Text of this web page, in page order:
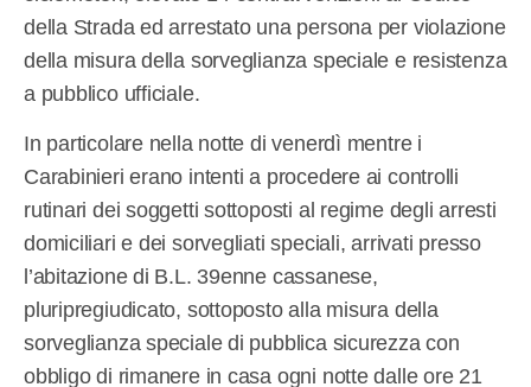
della Strada ed arrestato una persona per violazione
della misura della sorveglianza speciale e resistenza
a pubblico ufficiale.
In particolare nella notte di venerdì mentre i
Carabinieri erano intenti a procedere ai controlli
rutinari dei soggetti sottoposti al regime degli arresti
domiciliari e dei sorvegliati speciali, arrivati presso
l’abitazione di B.L. 39enne cassanese,
pluripregiudicato, sottoposto alla misura della
sorveglianza speciale di pubblica sicurezza con
obbligo di rimanere in casa ogni notte dalle ore 21